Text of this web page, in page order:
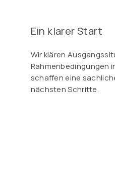
Ein klarer Start
Wir klären
Rahmenbedingungen
schaffen eine
nächsten Schritte.